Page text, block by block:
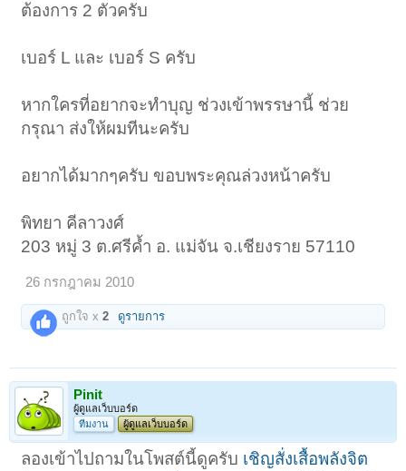
ต้องการ 2 ตัวครับ
เบอร์ L และ เบอร์ S ครับ
หากใครที่อยากจะทำบุญ ช่วงเข้าพรรษานี้ ช่วย
กรุณา ส่งให้ผมทีนะครับ
อยากได้มากๆครับ ขอบพระคุณล่วงหน้าครับ
พิทยา คีลาวงศ์
203 หมู่ 3 ต.ศรีค้ำ อ. แม่จัน จ.เชียงราย 57110
26 กรกฎาคม 2010
ถูกใจ x2 ดูรายการ
Pinit
ผู้ดูแลเว็บบอร์ด
ทีมงาน
ผู้ดูแลเว็บบอร์ด
ลองเข้าไปถามในโพสต์นี้ดูครับ เชิญสั่งเสื้อพลังจิต